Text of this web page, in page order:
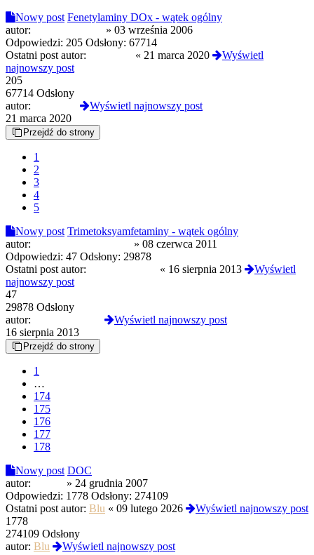
Nowy post Fenetylaminy DOx - wątek ogólny
autor:
» 03 września 2006
Odpowiedzi: 205 Odsłony: 67714
Ostatni post autor:
« 21 marca 2020
Wyświetl
najnowszy post
205
67714 Odsłony
autor:
Wyświetl najnowszy post
21 marca 2020
Przejdź do strony
1
2
3
4
5
Nowy post Trimetoksyamfetaminy - wątek ogólny
autor:
» 08 czerwca 2011
Odpowiedzi: 47 Odsłony: 29878
Ostatni post autor:
« 16 sierpnia 2013
Wyświetl
najnowszy post
47
29878 Odsłony
autor:
Wyświetl najnowszy post
16 sierpnia 2013
Przejdź do strony
1
…
174
175
176
177
178
Nowy post DOC
autor:
» 24 grudnia 2007
Odpowiedzi: 1778 Odsłony: 274109
Ostatni post autor: Blu « 09 lutego 2026
Wyświetl najnowszy post
1778
274109 Odsłony
autor: Blu
Wyświetl najnowszy post